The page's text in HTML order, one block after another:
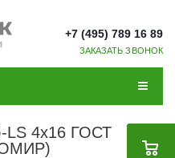
+7 (495) 789 16 89
ЗАКАЗАТЬ ЗВОНОК
LS 4х16 ГОСТ